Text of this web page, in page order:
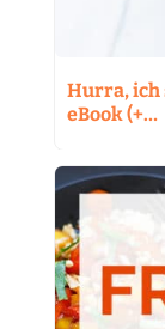
Hurra, ich
eBook (+…